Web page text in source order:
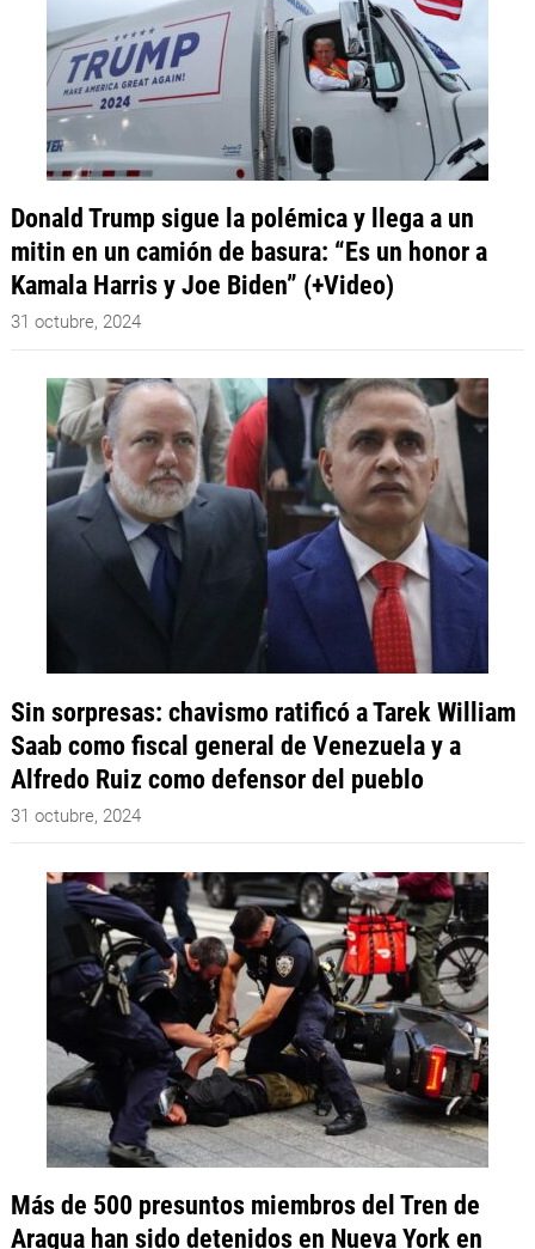
Donald Trump sigue la polémica y llega a un
mitin en un camión de basura: “Es un honor a
Kamala Harris y Joe Biden” (+Video)
31 octubre, 2024
Sin sorpresas: chavismo ratificó a Tarek William
Saab como fiscal general de Venezuela y a
Alfredo Ruiz como defensor del pueblo
31 octubre, 2024
Más de 500 presuntos miembros del Tren de
Aragua han sido detenidos en Nueva York en